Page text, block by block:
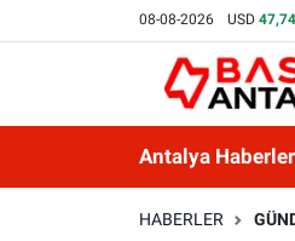
08-08-2026 USD
Antalya
HABERLER